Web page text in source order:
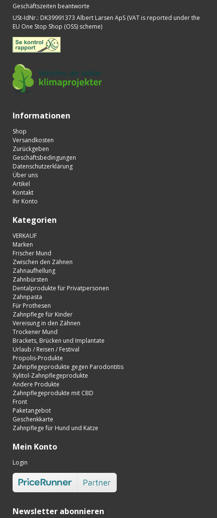
Geschäftszeiten beantworte
USt-IdNr.: DK39991373 Albert Larsen ApS (VAT is reported under the
EU One Stop Shop (OSS) scheme)
Informationen
Shop
Versandkosten
Zurückgeben
Geschäftsbedingungen
Datenschutzerklärung
Über uns
Artikel
Kontakt
Ihr Konto
Kategorien
VERKAUF
Marken
Frischer Mund
Zwischen den Zähnen
Zahnaufhellung
Zahnbürsten
Dentalprodukte für Privatpersonen
Zahnpasta
Für Prothesen
Zahnpflege für Kinder
Vereisung in den Zähnen
Trockener Mund
Brackets, Brücken und Implantate
Urlaub / Reisen / Festival
Propolis-Produkte
Zahnpflegeprodukte gegen Parodontitis
Xylitol-Zahnpflegeprodukte
Andere Produkte
Zahnpflegeprodukte mit CBD
Front
Paketangebot
Geschenkkarte
Zahnpflege für Hund und Katze
Mein Konto
Login
Newsletter abonnieren